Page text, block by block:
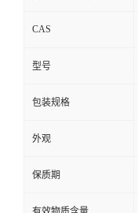
CAS
型号
包装规格
外观
保质期